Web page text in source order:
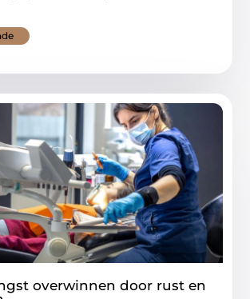
overwinnen door rust en